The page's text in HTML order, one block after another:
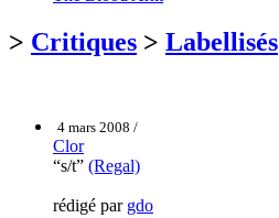
> Critiques > Labellisés
4 mars 2008 /
Clor
“s/t” (Regal)
rédigé par gdo